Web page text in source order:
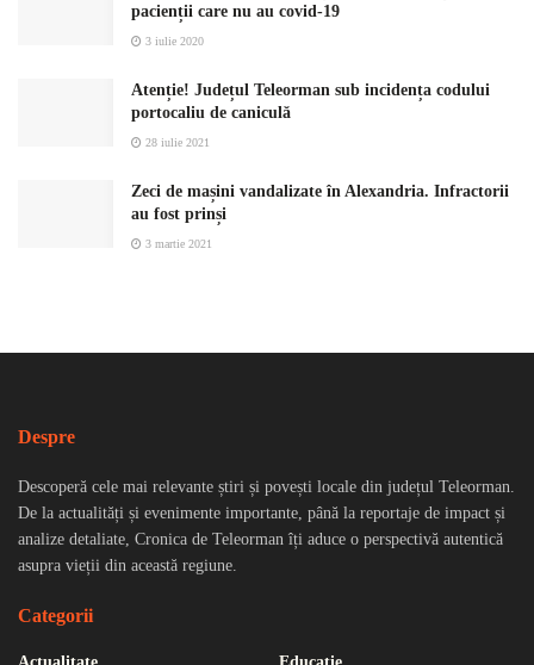
pacienții care nu au covid-19
3 iulie 2020
Atenție! Județul Teleorman sub incidența codului
portocaliu de caniculă
28 iulie 2021
Zeci de mașini vandalizate în Alexandria. Infractorii
au fost prinși
3 martie 2021
Despre
Descoperă cele mai relevante știri și povești locale din județul Teleorman.
De la actualități și evenimente importante, până la reportaje de impact și
analize detaliate, Cronica de Teleorman îți aduce o perspectivă autentică
asupra vieții din această regiune.
Categorii